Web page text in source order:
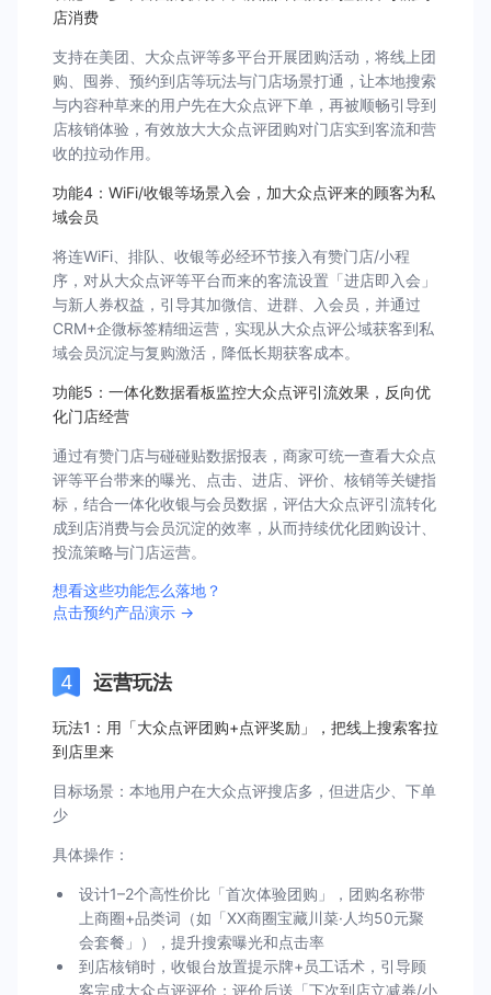
店消费
支持在美团、大众点评等多平台开展团购活动，将线上团
购、囤券、预约到店等玩法与门店场景打通，让本地搜索
与内容种草来的用户先在大众点评下单，再被顺畅引导到
店核销体验，有效放大大众点评团购对门店实到客流和营
收的拉动作用。
功能4：WiFi/收银等场景入会，加大众点评来的顾客为私
域会员
将连WiFi、排队、收银等必经环节接入有赞门店/小程
序，对从大众点评等平台而来的客流设置「进店即入会」
与新人券权益，引导其加微信、进群、入会员，并通过
CRM+企微标签精细运营，实现从大众点评公域获客到私
域会员沉淀与复购激活，降低长期获客成本。
功能5：一体化数据看板监控大众点评引流效果，反向优
化门店经营
通过有赞门店与碰碰贴数据报表，商家可统一查看大众点
评等平台带来的曝光、点击、进店、评价、核销等关键指
标，结合一体化收银与会员数据，评估大众点评引流转化
成到店消费与会员沉淀的效率，从而持续优化团购设计、
投流策略与门店运营。
想看这些功能怎么落地？
点击预约产品演示 →
运营玩法
玩法1：用「大众点评团购+点评奖励」，把线上搜索客拉
到店里来
目标场景：本地用户在大众点评搜店多，但进店少、下单
少
具体操作：
设计1–2个高性价比「首次体验团购」，团购名称带
上商圈+品类词（如「XX商圈宝藏川菜·人均50元聚
会套餐」），提升搜索曝光和点击率
到店核销时，收银台放置提示牌+员工话术，引导顾
客完成大众点评评价：评价后送「下次到店立减券/小